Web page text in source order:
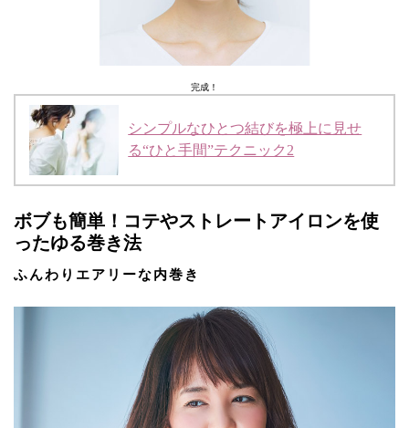
完成！
シンプルなひとつ結びを極上に見せ
る“ひと手間”テクニック2
ボブも簡単！コテやストレートアイロンを使
ったゆる巻き法
ふんわりエアリーな内巻き